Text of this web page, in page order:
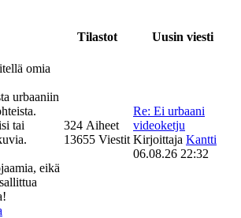
Tilastot
Uusin viesti
omia
urbaaniin
tai
eikä
324 Aiheet
13655 Viestit
Re: Ei urbaani
videoketju
Kirjoittaja Kantti
06.08.26 22:32